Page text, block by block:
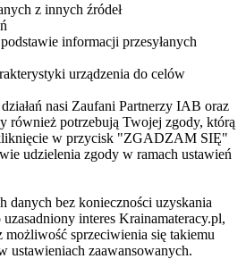
z innych źródeł
informacji przesyłanych
urządzenia do celów
nasi Zaufani Partnerzy IAB oraz
również potrzebują Twojej zgody, którą
w przycisk "ZGADZAM SIĘ"
udzielenia zgody w ramach ustawień
danych bez konieczności uzyskania
interes Krainamateracy.pl,
możliwość sprzeciwienia się takiemu
ustawieniach zaawansowanych.